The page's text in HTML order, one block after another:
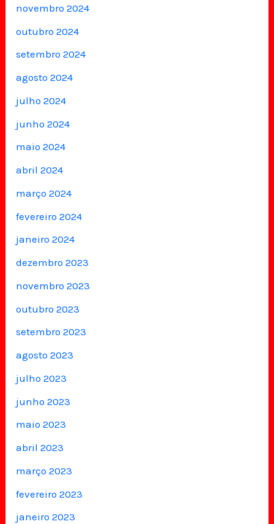
novembro 2024
outubro 2024
setembro 2024
agosto 2024
julho 2024
junho 2024
maio 2024
abril 2024
março 2024
fevereiro 2024
janeiro 2024
dezembro 2023
novembro 2023
outubro 2023
setembro 2023
agosto 2023
julho 2023
junho 2023
maio 2023
abril 2023
março 2023
fevereiro 2023
janeiro 2023